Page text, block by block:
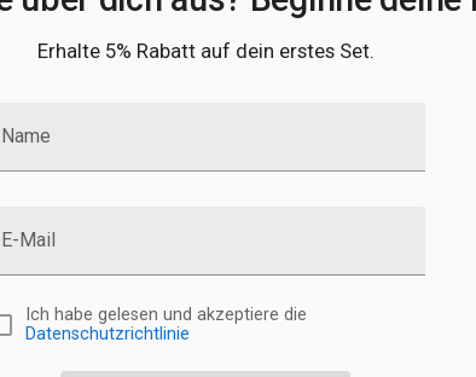
Erhalte 5% Rabatt auf dein erstes Set.
Name
E-Mail
Ich habe gelesen und akzeptiere die
Datenschutzrichtlinie